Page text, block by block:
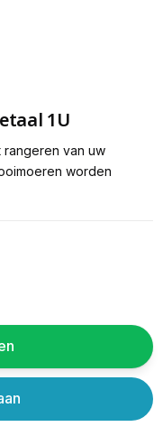
1U
rangeren van uw
worden